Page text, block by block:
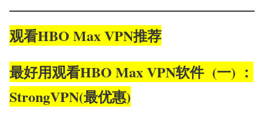
观看HBO Max VPN推荐
最好用观看HBO Max VPN软件 (一) ：
StrongVPN(最优惠)